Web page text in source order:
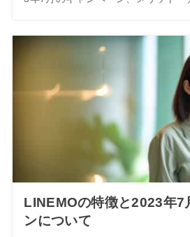
LINEMOの特徴と2023年7
ンについて